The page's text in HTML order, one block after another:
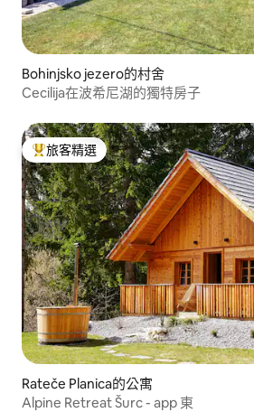
Bohinjsko jezero的村舍
Cecilija在波希尼湖的獨特房子
旅客精選榜首
旅客精選
Rateče Planica的公寓
Alpine Retreat Šurc - app 東